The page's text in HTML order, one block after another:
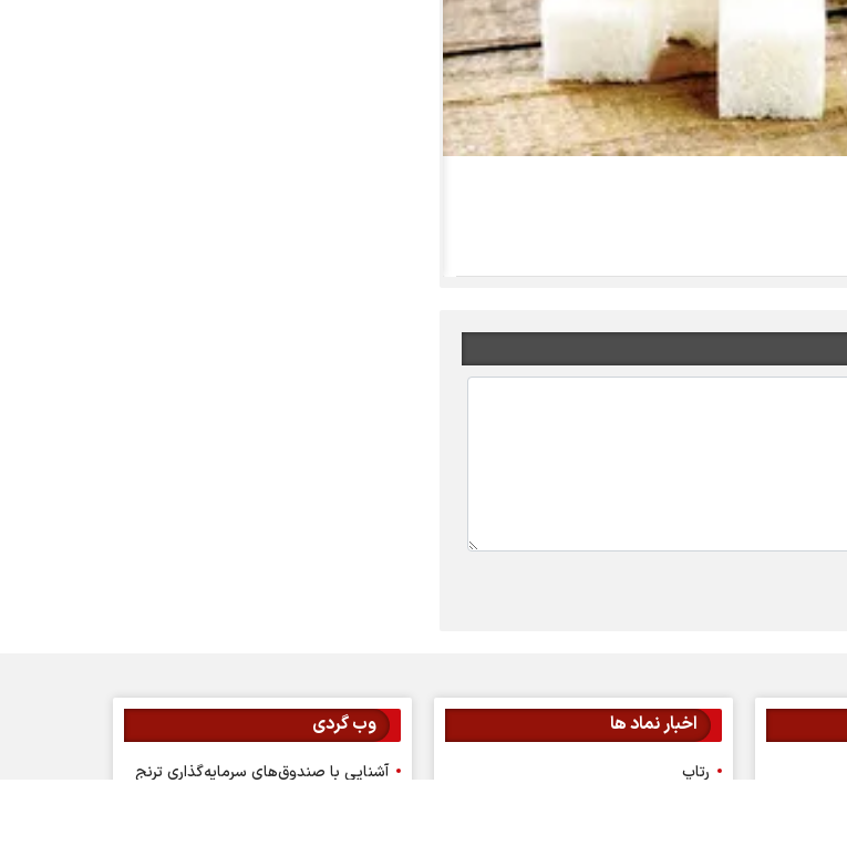
اخبار نماد ها
رتاپ
وب گردی
آشنایی با صندوق‌های سرمایه‌گذاری ترنج